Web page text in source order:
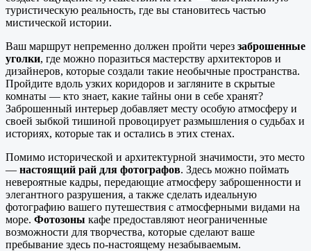
туристическую реальность, где вы становитесь частью
мистической истории.
Ваш маршрут непременно должен пройти через заброшенные
уголки, где можно поразиться мастерству архитекторов и
дизайнеров, которые создали такие необычные пространства.
Пройдите вдоль узких коридоров и загляните в скрытые
комнаты — кто знает, какие тайны они в себе хранят?
Заброшенный интерьер добавляет месту особую атмосферу и
своей зыбкой тишиной провоцирует размышления о судьбах и
историях, которые так и остались в этих стенах.
Помимо исторической и архитектурной значимости, это место
— настоящий рай для фотографов. Здесь можно поймать
невероятные кадры, передающие атмосферу заброшенности и
элегантного разрушения, а также сделать идеальную
фотографию вашего путешествия с атмосферными видами на
море. Фотозоны кафе предоставляют неограниченные
возможности для творчества, которые сделают ваше
пребывание здесь по-настоящему незабываемым.